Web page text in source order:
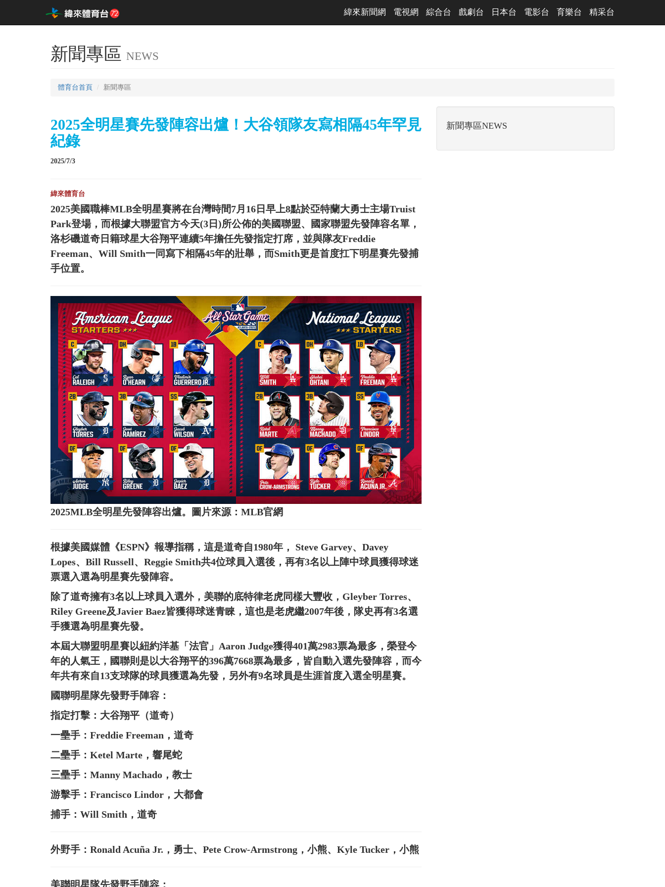
緯來新聞網 電視網 綜合台 戲劇台 日本台 電影台 育樂台 精采台
新聞專區 NEWS
體育台首頁 新聞專區
2025全明星賽先發陣容出爐！大谷領隊友寫相隔45年罕見
紀錄
2025/7/3
緯來體育台
2025美國職棒MLB全明星賽將在台灣時間7月16日早上8點於亞特蘭大勇士主場Truist
Park登場，而根據大聯盟官方今天(3日)所公佈的美國聯盟、國家聯盟先發陣容名單，
洛杉磯道奇日籍球星大谷翔平連續5年擔任先發指定打席，並與隊友Freddie
Freeman、Will Smith一同寫下相隔45年的壯舉，而Smith更是首度扛下明星賽先發捕
手位置。
2025MLB全明星先發陣容出爐。圖片來源：MLB官網
根據美國媒體《ESPN》報導指稱，這是道奇自1980年， Steve Garvey、Davey
Lopes、Bill Russell、Reggie Smith共4位球員入選後，再有3名以上陣中球員獲得球迷
票選入選為明星賽先發陣容。
除了道奇擁有3名以上球員入選外，美聯的底特律老虎同樣大豐收，Gleyber Torres、
Riley Greene及Javier Baez皆獲得球迷青睞，這也是老虎繼2007年後，隊史再有3名選
手獲選為明星賽先發。
本屆大聯盟明星賽以紐約洋基「法官」Aaron Judge獲得401萬2983票為最多，榮登今
年的人氣王，國聯則是以大谷翔平的396萬7668票為最多，皆自動入選先發陣容，而今
年共有來自13支球隊的球員獲選為先發，另外有9名球員是生涯首度入選全明星賽。
國聯明星隊先發野手陣容：
指定打擊：大谷翔平（道奇）
一壘手：Freddie Freeman，道奇
二壘手：Ketel Marte，響尾蛇
三壘手：Manny Machado，教士
游擊手：Francisco Lindor，大都會
捕手：Will Smith，道奇
外野手：Ronald Acuña Jr.，勇士、Pete Crow-Armstrong，小熊、Kyle Tucker，小熊
美聯明星隊先發野手陣容：
新聞專區NEWS